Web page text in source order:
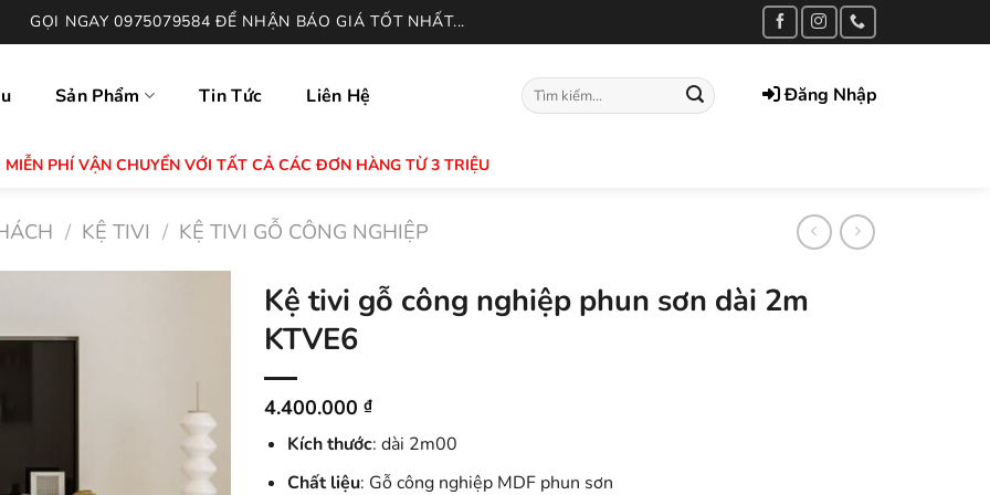
GỌI NGAY 0975079584 ĐỂ NHẬN BÁO GIÁ TỐT NHẤT...
Sản Phẩm Tin Tức Liên Hệ
Tìm
kiếm:
Đăng Nhập
MIỄN PHÍ VẬN CHUYỂN VỚI TẤT CẢ CÁC ĐƠN HÀNG TỪ 3 TRIỆU
/ KỆ TIVI / KỆ TIVI GỖ CÔNG NGHIỆP
Kệ tivi gỗ công nghiệp phun sơn dài 2m
KTVE6
4.400.000 ₫
Kích thước: dài 2m00
Chất liệu: Gỗ công nghiệp MDF phun sơn